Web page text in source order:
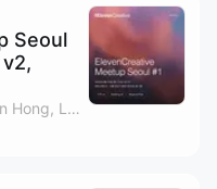
Seoul
Jack Teramura, Sangwon Hong, LeeChanghyun, Aaron An 외 1 명